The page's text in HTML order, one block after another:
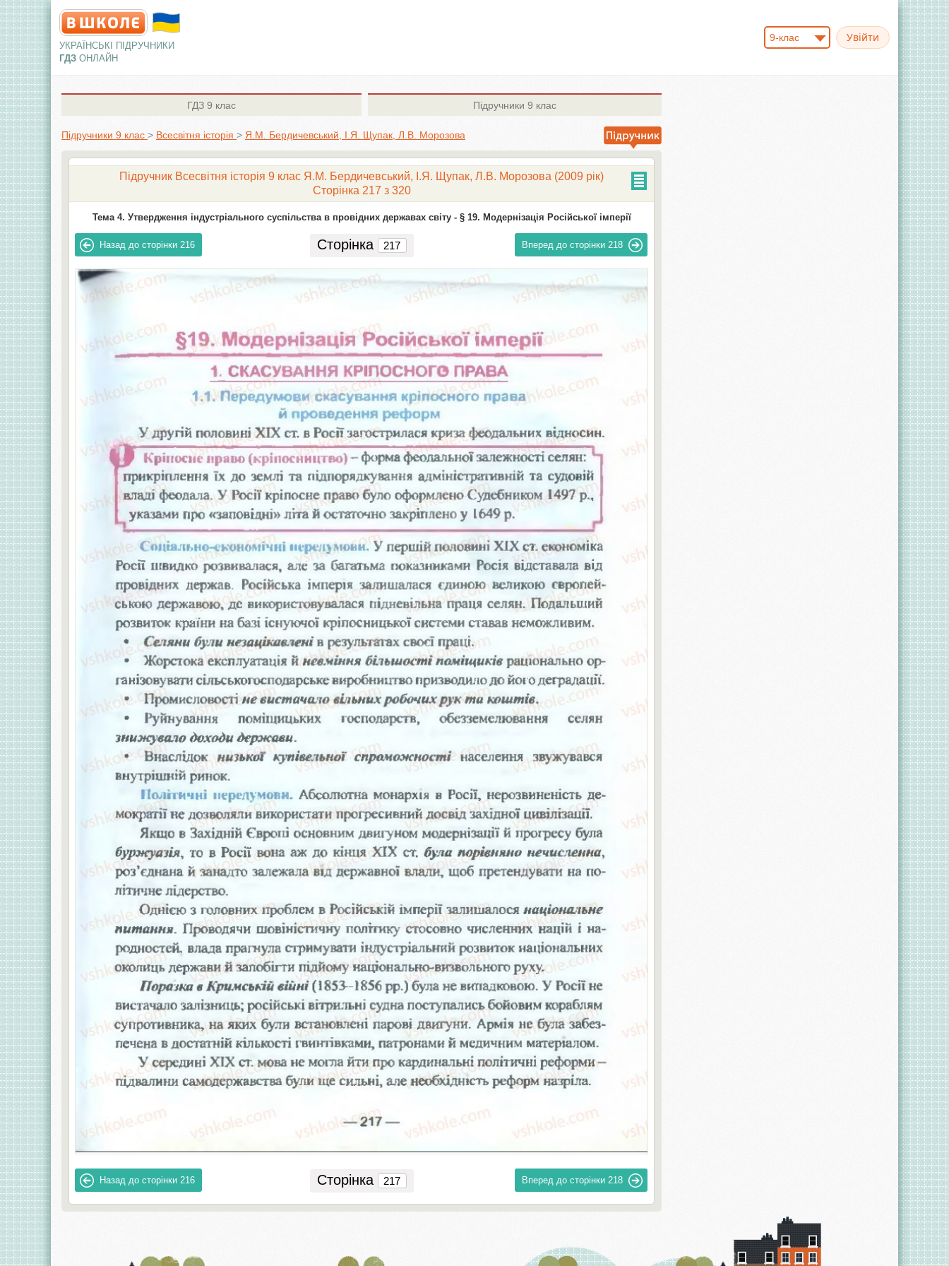
УКРАЇНСЬКІ ПІДРУЧНИКИ
ГДЗ ОНЛАЙН
9-клас
ГДЗ 9 клас Підручники 9 клас
Підручники 9 клас > Всесвітня історія > Я.М. Бердичевський, І.Я. Щупак, Л.В. Морозова
Підручник Всесвітня історія 9 клас Я.М. Бердичевський, І.Я. Щупак, Л.В. Морозова (2009 рік)
Сторінка 217 з 320
Тема 4. Утвердження індустріального суспільства в провідних державах світу - § 19. Модернізація Російської імперії
Назад до сторінки 216 Сторінка Вперед до сторінки 218
Назад до сторінки 216 Сторінка Вперед до сторінки 218